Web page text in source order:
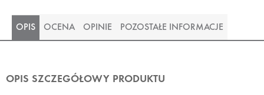
OPIS OCENA OPINIE POZOSTAŁE INFORMACJE
OPIS SZCZEGÓŁOWY PRODUKTU